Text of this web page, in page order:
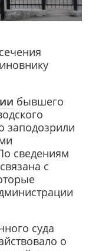
бывшего
заподозрили
сведениям
с
суда
о